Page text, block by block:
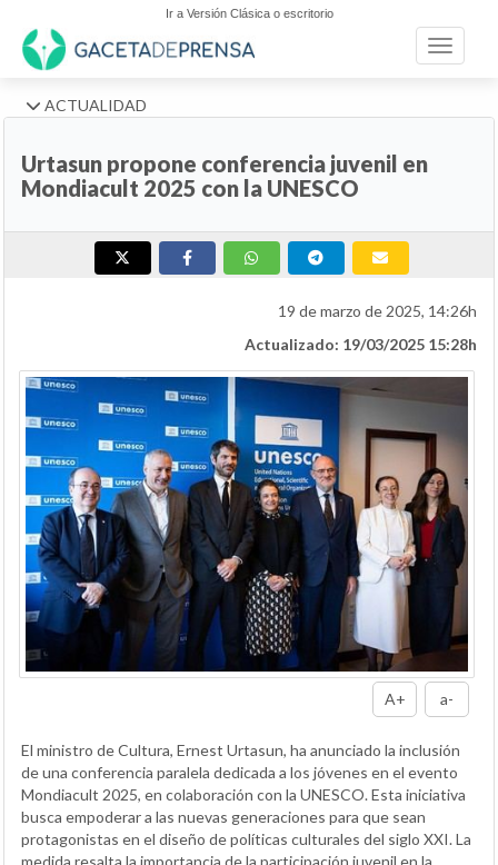
Ir a Versión Clásica o escritorio
Toggle
ACTUALIDAD
Urtasun propone conferencia juvenil en
Mondiacult 2025 con la UNESCO
19 de marzo de 2025, 14:26h
Actualizado: 19/03/2025 15:28h
A+ a-
El ministro de Cultura, Ernest Urtasun, ha anunciado la inclusión
de una conferencia paralela dedicada a los jóvenes en el evento
Mondiacult 2025, en colaboración con la UNESCO. Esta iniciativa
busca empoderar a las nuevas generaciones para que sean
protagonistas en el diseño de políticas culturales del siglo XXI. La
medida resalta la importancia de la participación juvenil en la